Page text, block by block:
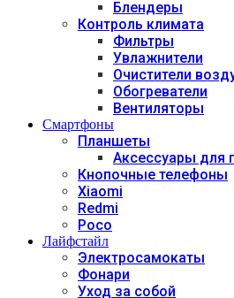
Блендеры
Контроль климата
Фильтры
Увлажнители
Очистители
Обогреватели
Вентиляторы
Смартфоны
Планшеты
Аксессуары для
Кнопочные телефоны
Xiaomi
Redmi
Poco
Лайфстайл
Электросамокаты
Фонари
Уход за собой